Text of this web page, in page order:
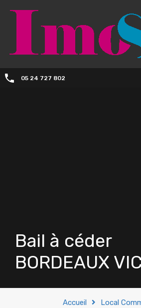
05 24 727 802
Bail à céder
BORDEAUX
Accueil Local